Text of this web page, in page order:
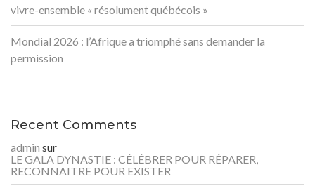
vivre-ensemble « résolument québécois »
Mondial 2026 : l’Afrique a triomphé sans demander la
permission
Recent Comments
admin sur
LE GALA DYNASTIE : CÉLÉBRER POUR RÉPARER,
RECONNAITRE POUR EXISTER